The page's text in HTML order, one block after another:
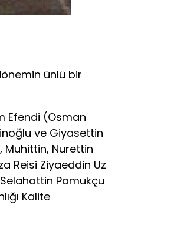
ünlü bir
Efendi (Osman
ve Giyasettin
Muhittin, Nurettin
Reisi Ziyaeddin Uz
Selahattin Pamukçu
Kalite